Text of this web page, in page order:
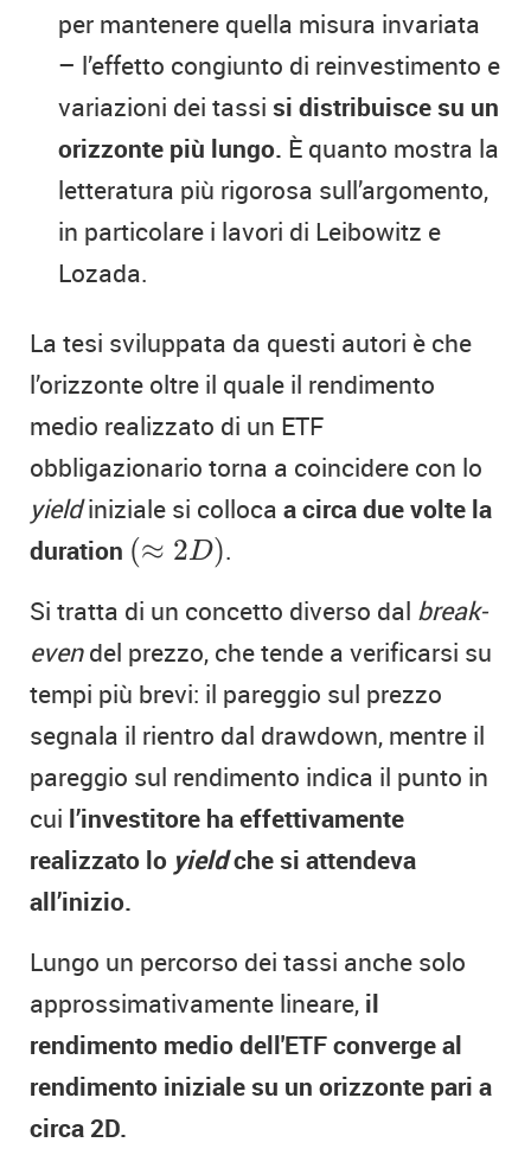
per mantenere quella misura invariata
– l’effetto congiunto di reinvestimento e
variazioni dei tassi si distribuisce su un
orizzonte più lungo. È quanto mostra la
letteratura più rigorosa sull’argomento,
in particolare i lavori di Leibowitz e
Lozada.
La tesi sviluppata da questi autori è che
l’orizzonte oltre il quale il rendimento
medio realizzato di un ETF
obbligazionario torna a coincidere con lo
yieldiniziale si colloca a circa due volte la
duration (≈ 2D)
(≈ 2 D)
.
Si tratta di un concetto diverso dal break-
evendel prezzo, che tende a verificarsi su
tempi più brevi: il pareggio sul prezzo
segnala il rientro dal drawdown, mentre il
pareggio sul rendimento indica il punto in
cui l’investitore ha effettivamente
realizzato lo yieldche si attendeva
all’inizio.
Lungo un percorso dei tassi anche solo
approssimativamente lineare, il
rendimento medio dell'ETF converge al
rendimento iniziale su un orizzonte pari a
circa 2D.